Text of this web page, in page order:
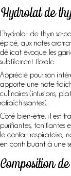
Hydrolat de
L’hydrolat de thym
épicé, aux notes
délicat évoque les
subtilement florale.
Apprécié pour son
apporte une note
culinaires (infusions,
rafraîchissantes).
Côté bien-être, il est
purifiantes, tonifiantes
le confort respiratoire,
en contribuant à une
Composition